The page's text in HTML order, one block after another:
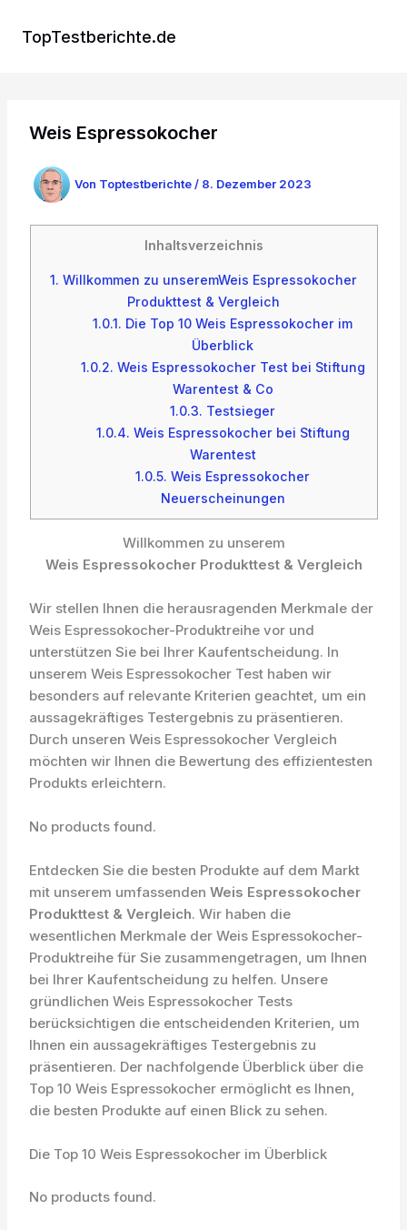
InhaltTopTestberichte.de
Weis Espressokocher
Von Toptestberichte / 8. Dezember 2023
Inhaltsverzeichnis
1. Willkommen zu unseremWeis Espressokocher
Produkttest & Vergleich
1.0.1. Die Top 10 Weis Espressokocher im
Überblick
1.0.2. Weis Espressokocher Test bei Stiftung
Warentest & Co
1.0.3. Testsieger
1.0.4. Weis Espressokocher bei Stiftung
Warentest
1.0.5. Weis Espressokocher
Neuerscheinungen
Willkommen zu unserem
Weis Espressokocher Produkttest & Vergleich
Wir stellen Ihnen die herausragenden Merkmale der
Weis Espressokocher-Produktreihe vor und
unterstützen Sie bei Ihrer Kaufentscheidung. In
unserem Weis Espressokocher Test haben wir
besonders auf relevante Kriterien geachtet, um ein
aussagekräftiges Testergebnis zu präsentieren.
Durch unseren Weis Espressokocher Vergleich
möchten wir Ihnen die Bewertung des effizientesten
Produkts erleichtern.
No products found.
Entdecken Sie die besten Produkte auf dem Markt
mit unserem umfassendenWeis Espressokocher
Produkttest & Vergleich. Wir haben die
wesentlichen Merkmale der Weis Espressokocher-
Produktreihe für Sie zusammengetragen, um Ihnen
bei Ihrer Kaufentscheidung zu helfen. Unsere
gründlichen Weis Espressokocher Tests
berücksichtigen die entscheidenden Kriterien, um
Ihnen ein aussagekräftiges Testergebnis zu
präsentieren. Der nachfolgende Überblick über die
Top 10 Weis Espressokocher ermöglicht es Ihnen,
die besten Produkte auf einen Blick zu sehen.
Die Top 10 Weis Espressokocher im Überblick
No products found.